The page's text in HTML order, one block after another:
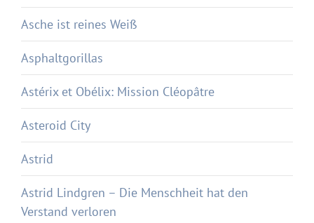
Asche ist reines Weiß
Asphaltgorillas
Astérix et Obélix: Mission Cléopâtre
Asteroid City
Astrid
Astrid Lindgren – Die Menschheit hat den
Verstand verloren